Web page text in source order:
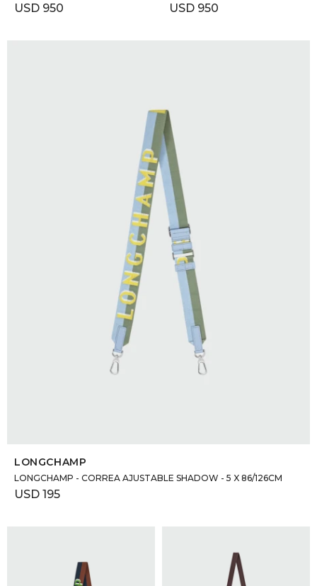
USD 950 USD 950
LONGCHAMP
LONGCHAMP - CORREA AJUSTABLE SHADOW - 5 X 86/126CM
USD 195